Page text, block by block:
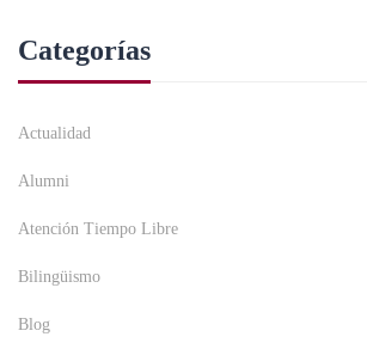
Categorías
Actualidad
Alumni
Atención Tiempo Libre
Bilingüismo
Blog